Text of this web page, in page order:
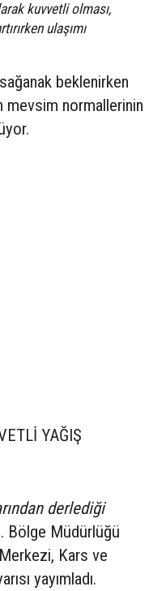
kuvvetli olması,
ulaşımı
beklenirken
mevsim normallerinin
YAĞIŞ
derlediği
Müdürlüğü
Kars ve
yayımladı.